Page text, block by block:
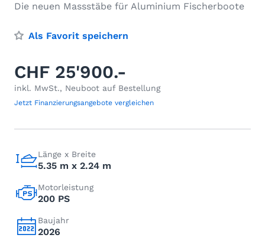
Die neuen Massstäbe für Aluminium Fischerboote
Als Favorit speichern
CHF 25'900.-
inkl. MwSt., Neuboot auf Bestellung
Jetzt Finanzierungsangebote vergleichen
Länge x Breite
5.35 m x 2.24 m
Motorleistung
200 PS
Baujahr
2026